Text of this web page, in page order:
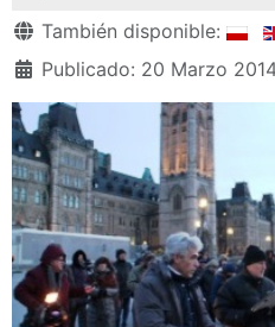
Detalles
También disponible:
Publicado: 20 Marzo